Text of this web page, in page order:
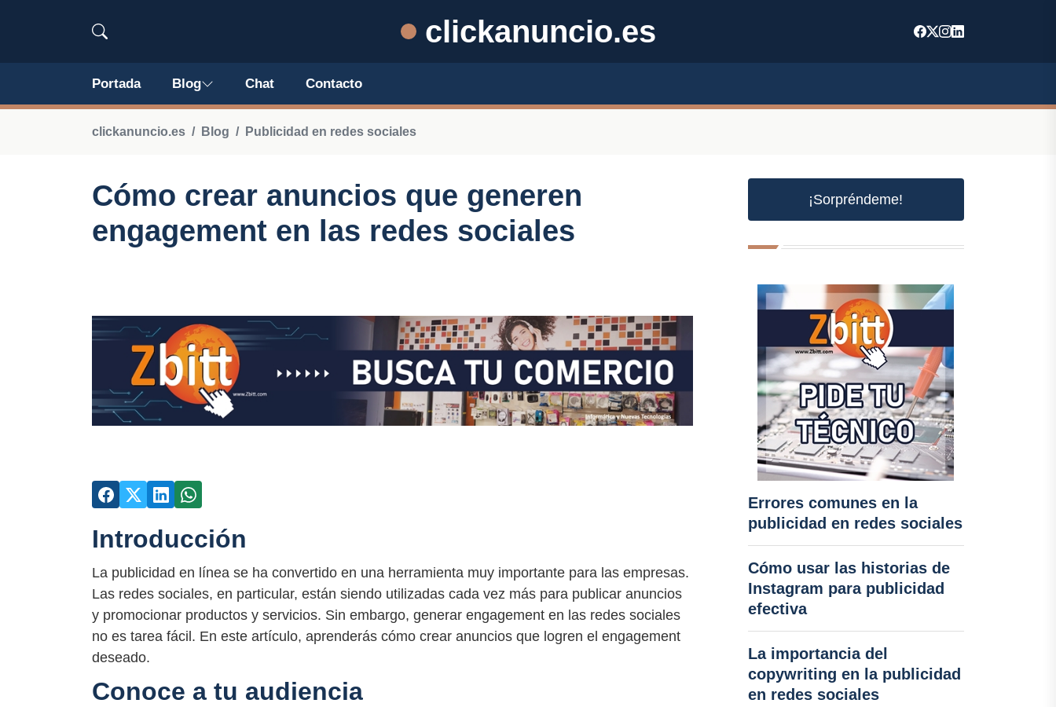
clickanuncio.es
Portada Blog Chat Contacto
clickanuncio.es Blog Publicidad en redes sociales
Cómo crear anuncios que generen
engagement en las redes sociales
Introducción
La publicidad en línea se ha convertido en una herramienta muy importante para las empresas.
Las redes sociales, en particular, están siendo utilizadas cada vez más para publicar anuncios
y promocionar productos y servicios. Sin embargo, generar engagement en las redes sociales
no es tarea fácil. En este artículo, aprenderás cómo crear anuncios que logren el engagement
deseado.
Conoce a tu audiencia
¡Sorpréndeme!
Errores comunes en la
publicidad en redes sociales
Cómo usar las historias de
Instagram para publicidad
efectiva
La importancia del
copywriting en la publicidad
en redes sociales